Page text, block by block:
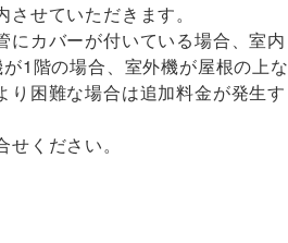
せていただきます。
にカバーが付いている場合、室内
1階の場合、室外機が屋根の上な
り困難な場合は追加料金が発生す
ください。